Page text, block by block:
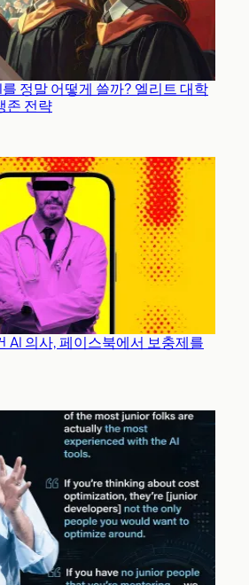
정말 어떻게 쓸까? 엘리트 대학
존 전략
AI 의사, 페이스북에서 보충제를